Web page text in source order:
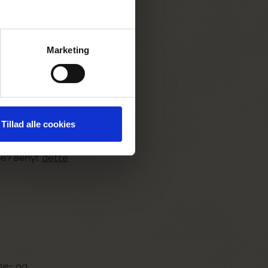
Marketing
Tillad alle cookies
Benyt
dette
Benytdette
Benytdette